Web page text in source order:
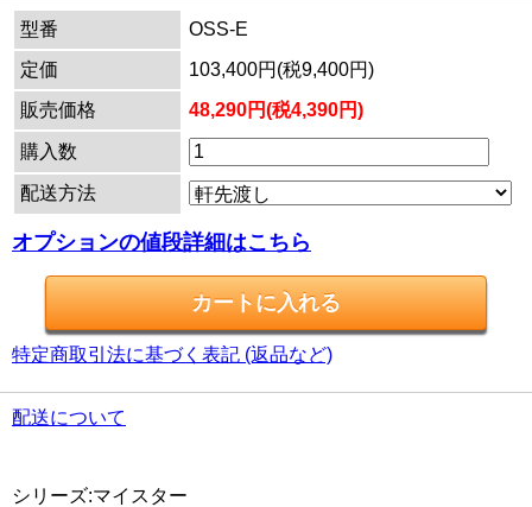
型番
OSS-E
定価
103,400円(税9,400円)
販売価格
48,290円(税4,390円)
購入数
配送方法
オプションの値段詳細はこちら
特定商取引法に基づく表記 (返品など)
配送について
シリーズ:マイスター